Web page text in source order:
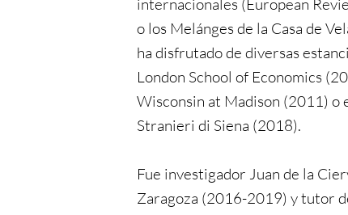
internacionales (European
o los Melánges de la Casa de
ha disfrutado de diversas
London School of Economics
Wisconsin at Madison (2011) o
Stranieri di Siena (2018).
Fue investigador Juan de la
Zaragoza (2016-2019) y tutor